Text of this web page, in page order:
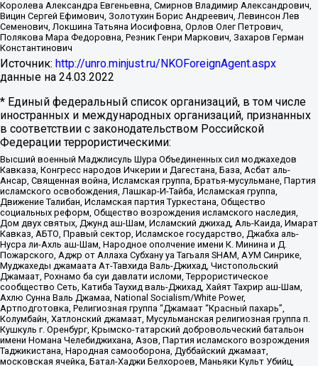
Королева Александра Евгеньевна, Смирнов Владимир Александрович,
Вицин Сергей Ефимович, Золотухин Борис Андреевич, Левинсон Лев
Семенович, Локшина Татьяна Иосифовна, Орлов Олег Петрович,
Полякова Мара Федоровна, Резник Генри Маркович, Захаров Герман
Константинович
Источник: http://unro.minjust.ru/NKOForeignAgent.aspx
данные на 24.03.2022
* Единый федеральный список организаций, в том числе
иностранных и международных организаций, признанных
в соответствии с законодательством Российской
Федерации террористическими:
Высший военный Маджлисуль Шура Объединенных сил моджахедов
Кавказа, Конгресс народов Ичкерии и Дагестана, База, Асбат аль-
Ансар, Священная война, Исламская группа, Братья-мусульмане, Партия
исламского освобождения, Лашкар-И-Тайба, Исламская группа,
Движение Талибан, Исламская партия Туркестана, Общество
социальных реформ, Общество возрождения исламского наследия,
Дом двух святых, Джунд аш-Шам, Исламский джихад, Аль-Каида, Имарат
Кавказ, АБТО, Правый сектор, Исламское государство, Джабха аль-
Нусра ли-Ахль аш-Шам, Народное ополчение имени К. Минина и Д.
Пожарского, Аджр от Аллаха Субхану уа Тагьаля SHAM, АУМ Синрике,
Муджахеды джамаата Ат-Тавхида Валь-Джихад, Чистопольский
Джамаат, Рохнамо ба суи давлати исломи, Террористическое
сообщество Сеть, Катиба Таухид валь-Джихад, Хайят Тахрир аш-Шам,
Ахлю Сунна Валь Джамаа, National Socialism/White Power,
Артподготовка, Религиозная группа “Джамаат “Красный пахарь”,
Колумбайн, Хатлонский джамаат, Мусульманская религиозная группа п.
Кушкуль г. Оренбург, Крымско-татарский добровольческий батальон
имени Номана Челебиджихана, Азов, Партия исламского возрождения
Таджикистана, Народная самооборона, Дуббайский джамаат,
московская ячейка, Батал-Хаджи Белхороев, Маньяки Культ Убийц,